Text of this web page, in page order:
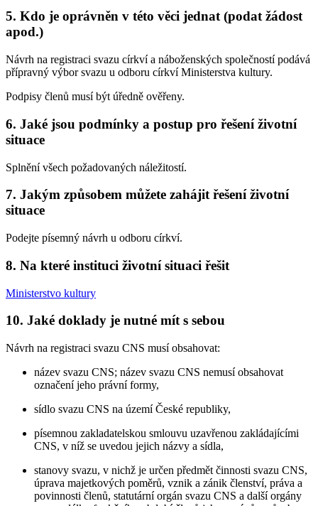
5. Kdo je oprávněn v této věci jednat (podat žádost
apod.)
Návrh na registraci svazu církví a náboženských společností podává
přípravný výbor svazu u odboru církví Ministerstva kultury.
Podpisy členů musí být úředně ověřeny.
6. Jaké jsou podmínky a postup pro řešení životní
situace
Splnění všech požadovaných náležitostí.
7. Jakým způsobem můžete zahájit řešení životní
situace
Podejte písemný návrh u odboru církví.
8. Na které instituci životní situaci řešit
Ministerstvo kultury
10. Jaké doklady je nutné mít s sebou
Návrh na registraci svazu CNS musí obsahovat:
název svazu CNS; název svazu CNS nemusí obsahovat
označení jeho právní formy,
sídlo svazu CNS na území České republiky,
písemnou zakladatelskou smlouvu uzavřenou zakládajícími
CNS, v níž se uvedou jejich názvy a sídla,
stanovy svazu, v nichž je určen předmět činnosti svazu CNS,
úprava majetkových poměrů, vznik a zánik členství, práva a
povinnosti členů, statutární orgán svazu CNS a další orgány